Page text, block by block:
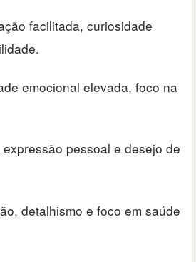
facilitada, curiosidade
emocional elevada, foco na
pessoal e desejo de
detalhismo e foco em saúde